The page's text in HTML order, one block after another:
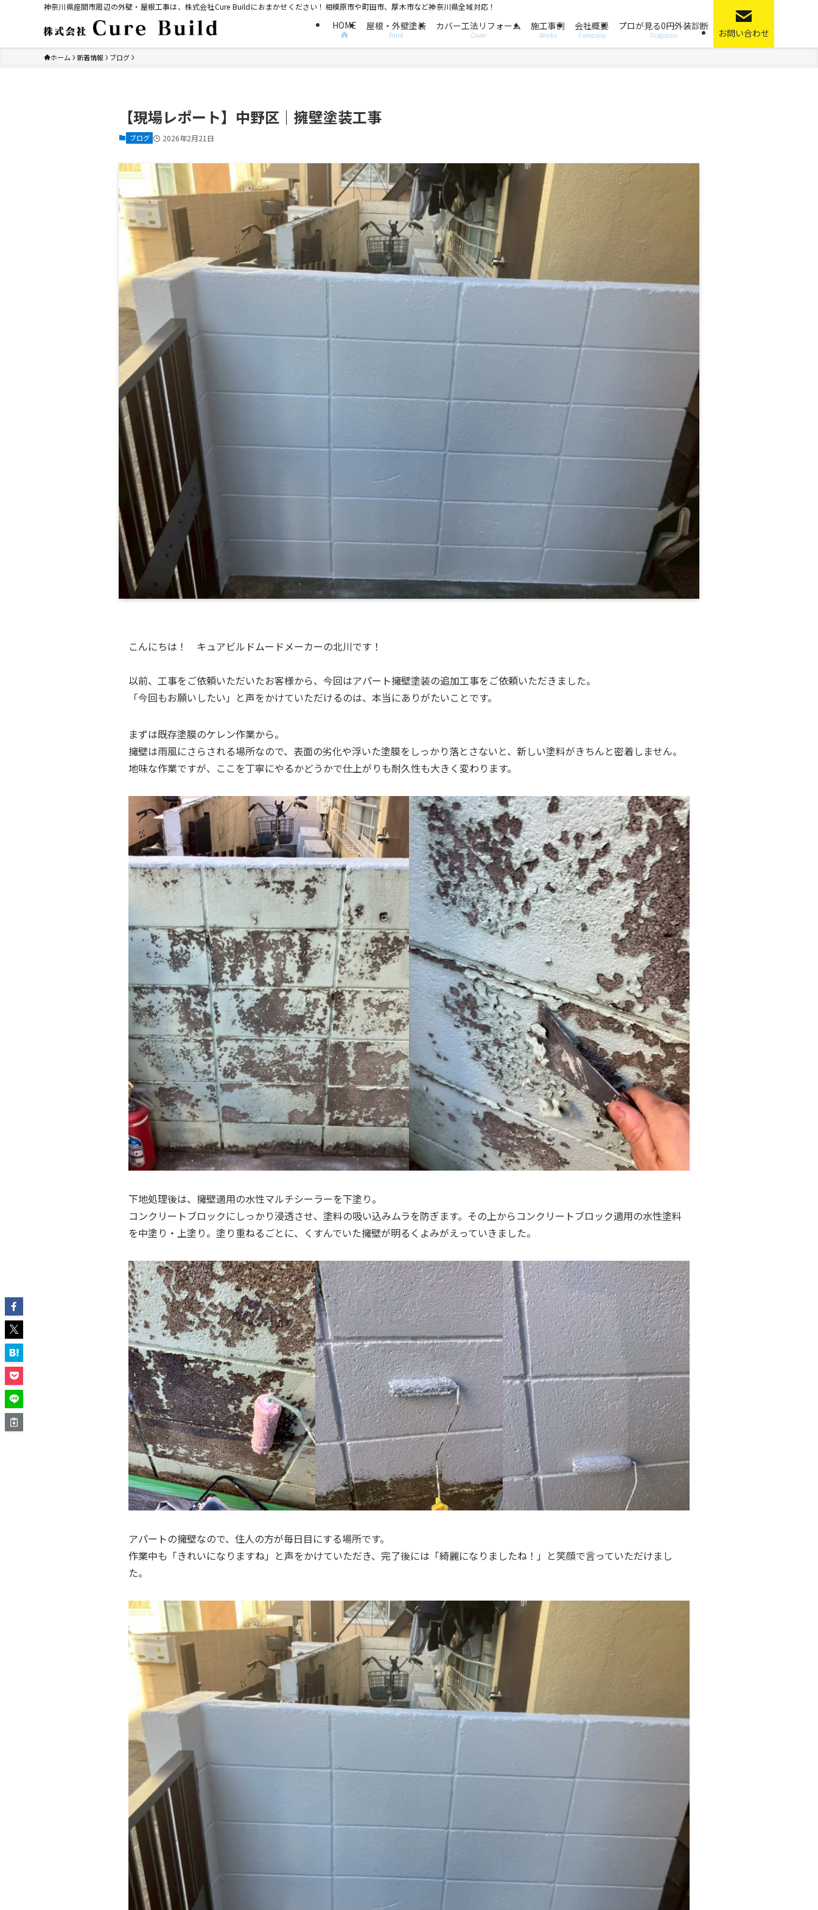
神奈川県座間市周辺の外壁・屋根工事は、株式会社Cure Buildにおまかせください！相模原市や町田市、厚木市など神奈川県全域対応！
HOME 屋根・外壁塗装
Paint
カバー工法リフォーム
Cover
施工事例
Works
会社概要
Company
プロが見る0円外装診断
Diagnosis お問い合わせ
ホーム 新着情報 ブログ
【現場レポート】中野区｜擁壁塗装工事
ブログ 2026年2月21日
こんにちは！ キュアビルドムードメーカーの北川です！
以前、工事をご依頼いただいたお客様から、今回はアパート擁壁塗装の追加工事をご依頼いただきました。
「今回もお願いしたい」と声をかけていただけるのは、本当にありがたいことです。
まずは既存塗膜のケレン作業から。
擁壁は雨風にさらされる場所なので、表面の劣化や浮いた塗膜をしっかり落とさないと、新しい塗料がきちんと密着しません。
地味な作業ですが、ここを丁寧にやるかどうかで仕上がりも耐久性も大きく変わります。
下地処理後は、擁壁適用の水性マルチシーラーを下塗り。
コンクリートブロックにしっかり浸透させ、塗料の吸い込みムラを防ぎます。その上からコンクリートブロック適用の水性塗料
を中塗り・上塗り。塗り重ねるごとに、くすんでいた擁壁が明るくよみがえっていきました。
アパートの擁壁なので、住人の方が毎日目にする場所です。
作業中も「きれいになりますね」と声をかけていただき、完了後には「綺麗になりましたね！」と笑顔で言っていただけまし
た。